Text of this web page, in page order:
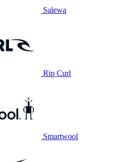
Salewa
Rip Curl
Smartwool